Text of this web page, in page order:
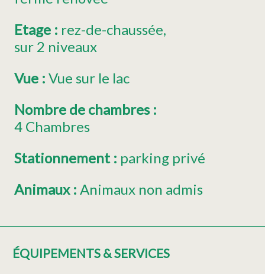
Etage : rez-de-chaussée
sur 2 niveaux
Vue : Vue sur le lac
Nombre de chambres :
4 Chambres
Stationnement : parking privé
Animaux : Animaux non admis
ÉQUIPEMENTS & SERVICES